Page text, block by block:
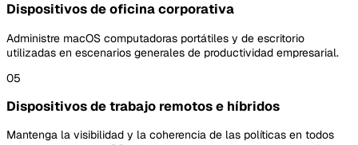
Dispositivos de oficina corporativa
Administre macOS computadoras portátiles y de escritorio
utilizadas en escenarios generales de productividad empresarial.
05
Dispositivos de trabajo remotos e híbridos
Mantenga la visibilidad y la coherencia de las políticas en todos